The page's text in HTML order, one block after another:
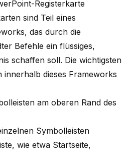
Registerkarte
sind Teil eines
das durch die
Befehle ein flüssiges,
schaffen soll. Die wichtigsten
innerhalb dieses Frameworks
am oberen Rand des
Symbolleisten
wie etwa Startseite,